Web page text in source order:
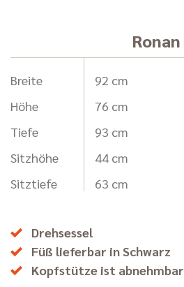
Ronan
Breite
Höhe
Tiefe
Sitzhöhe
Sitztiefe
92 cm
76 cm
93 cm
44 cm
63 cm
Drehsessel
Füß lieferbar in Schwarz
Kopfstütze ist abnehmbar